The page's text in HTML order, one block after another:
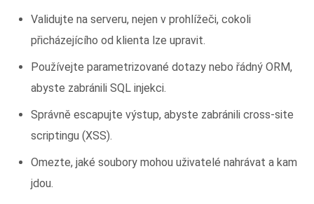
Validujte na serveru, nejen v prohlížeči, cokoli
přicházejícího od klienta lze upravit.
Používejte parametrizované dotazy nebo řádný ORM,
abyste zabránili SQL injekci.
Správně escapujte výstup, abyste zabránili cross-site
scriptingu (XSS).
Omezte, jaké soubory mohou uživatelé nahrávat a kam
jdou.